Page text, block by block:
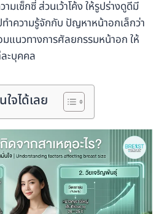
มเซ็กซี่ ส่วนเว้าโค้ง ให้รูปร่างดูดีมี
ทำความรู้จักกับ ปัญหาหน้าอกเล็กว่า
มแนวทางการศัลยกรรมหน้าอก ให้
ะบุคคล
จได้เลย